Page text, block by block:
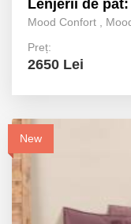
Lenjerii de
Mood Confort ,
Preț:
2650 Lei
New